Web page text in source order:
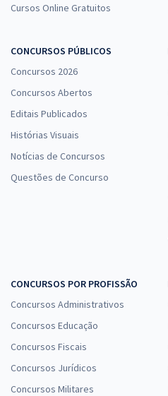
Cursos Online Gratuitos
CONCURSOS PÚBLICOS
Concursos 2026
Concursos Abertos
Editais Publicados
Histórias Visuais
Notícias de Concursos
Questões de Concurso
CONCURSOS POR PROFISSÃO
Concursos Administrativos
Concursos Educação
Concursos Fiscais
Concursos Jurídicos
Concursos Militares